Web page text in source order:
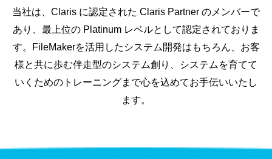
当社は、Claris に認定された Claris Partner のメンバーで
あり、最上位の Platinum レベルとして認定されておりま
す。FileMakerを活用したシステム開発はもちろん、お客
様と共に歩む伴走型のシステム創り、システムを育てて
いくためのトレーニングまで心を込めてお手伝いいたし
ます。